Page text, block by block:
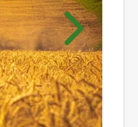
Próximo